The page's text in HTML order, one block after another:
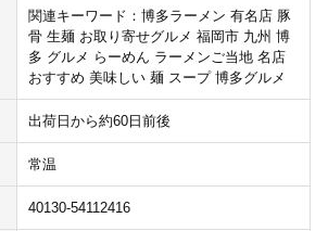
関連キーワード：博多ラーメン 有名店 豚
骨 生麺 お取り寄せグルメ 福岡市 九州 博
多 グルメ らーめん ラーメンご当地 名店
おすすめ 美味しい 麺 スープ 博多グルメ
出荷日から約60日前後
常温
40130-54112416